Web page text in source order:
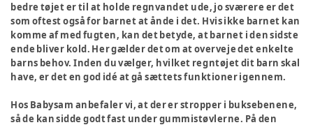
bedre tøjet er til at holde regnvandet ude, jo sværere er det
som oftest også for barnet at ånde i det. Hvis ikke barnet kan
komme af med fugten, kan det betyde, at barnet i den sidste
ende bliver kold. Her gælder det om at overveje det enkelte
barns behov. Inden du vælger, hvilket regntøjet dit barn skal
have, er det en god idé at gå sættets funktioner igennem.
Hos Babysam anbefaler vi, at der er stropper i buksebenene,
så de kan sidde godt fast under gummistøvlerne. På den